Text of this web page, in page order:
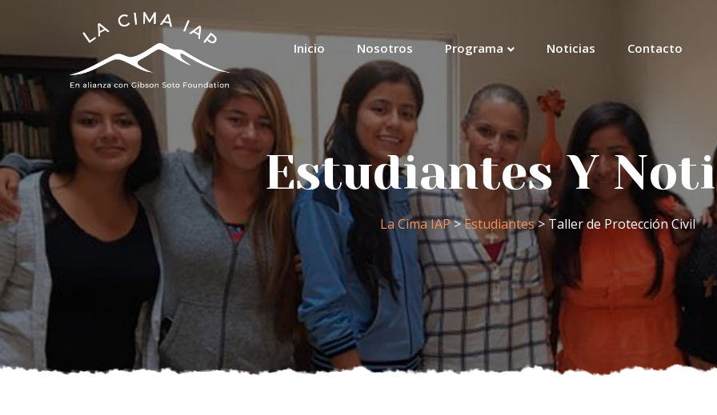
Inicio Nosotros Programa Noticias Contacto
Estudiantes Y
La Cima IAP>Estudiantes> Taller de Protección Civil